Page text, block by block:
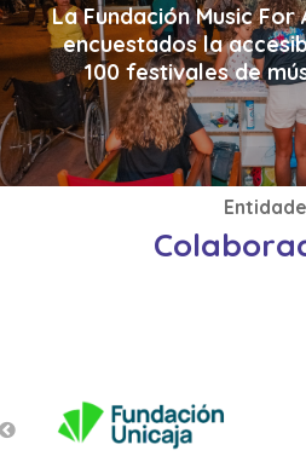
La Fundación Music
encuestados la
100 festivales de